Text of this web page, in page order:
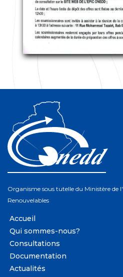
Organisme sous tutelle du Ministère de l'
Renouvelables
Accueil
Qui sommes-nous?
Consultations
Documentation
Actualités